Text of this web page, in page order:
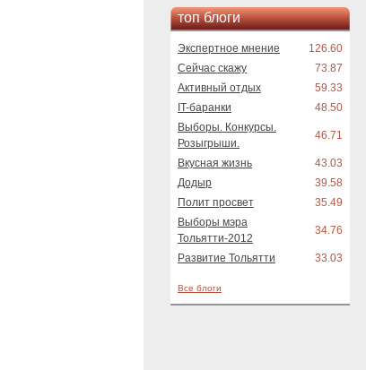
топ блоги
Экспертное мнение
126.60
Сейчас скажу
73.87
Активный отдых
59.33
IT-баранки
48.50
Выборы. Конкурсы.
Розыгрыши.
46.71
Вкусная жизнь
43.03
Додыр
39.58
Полит просвет
35.49
Выборы мэра
Тольятти-2012
34.76
Развитие Тольятти 33.03
Все блоги